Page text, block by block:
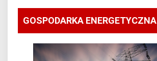
GOSPODARKA ENERGETYCZNA